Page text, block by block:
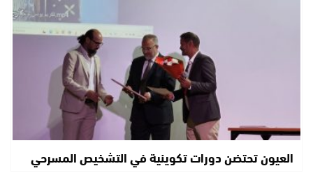
العيون تحتضن دورات تكوينية في التشخيص المسرحي